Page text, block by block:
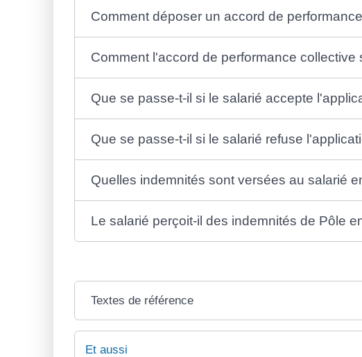
Comment déposer un accord de
Comment l'accord de performance collective
Que se passe-t-il si le salarié accepte
Que se passe-t-il si le salarié refuse
Quelles indemnités sont versées au salarié
Le salarié perçoit-il des indemnités de Pôle
Textes de référence
Et aussi